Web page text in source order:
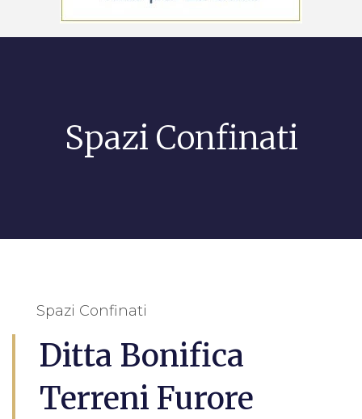
Spazi Confinati
Spazi Confinati
Ditta Bonifica
Terreni Furore